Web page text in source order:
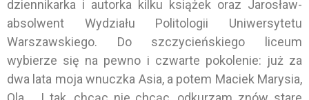
dziennikarka i autorka kilku książek oraz Jarosław-
absolwent Wydziału Politologii Uniwersytetu
Warszawskiego. Do szczycieńskiego liceum
wybierze się na pewno i czwarte pokolenie: już za
dwa lata moja wnuczka Asia, a potem Maciek Marysia,